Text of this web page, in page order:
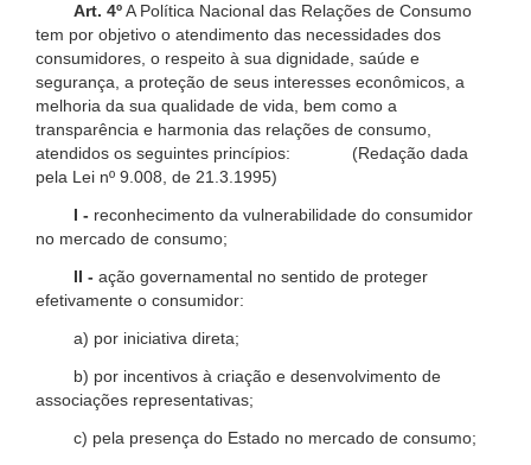
Art. 4ºA Política Nacional das Relações de Consumo
tem por objetivo o atendimento das necessidades dos
consumidores, o respeito à sua dignidade, saúde e
segurança, a proteção de seus interesses econômicos, a
melhoria da sua qualidade de vida, bem como a
transparência e harmonia das relações de consumo,
atendidos os seguintes princípios: (Redação dada
pela Lei nº 9.008, de 21.3.1995)
I - reconhecimento da vulnerabilidade do consumidor
no mercado de consumo;
II - ação governamental no sentido de proteger
efetivamente o consumidor:
a) por iniciativa direta;
b) por incentivos à criação e desenvolvimento de
associações representativas;
c) pela presença do Estado no mercado de consumo;